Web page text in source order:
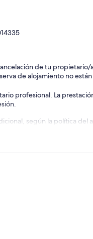
de tu
de alojamiento no
profesional. La
según la política del